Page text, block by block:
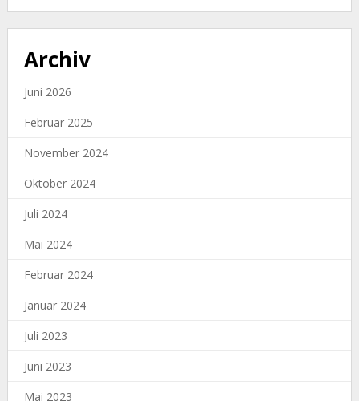
Archiv
Juni 2026
Februar 2025
November 2024
Oktober 2024
Juli 2024
Mai 2024
Februar 2024
Januar 2024
Juli 2023
Juni 2023
Mai 2023